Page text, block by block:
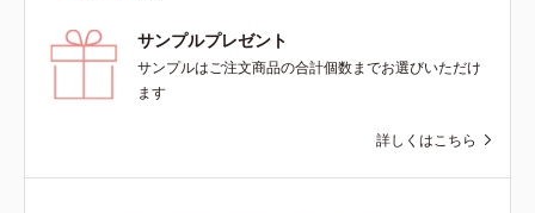
サンプルプレゼント
サンプルはご注文商品の合計個数までお選びいただけ
ます
詳しくはこちら